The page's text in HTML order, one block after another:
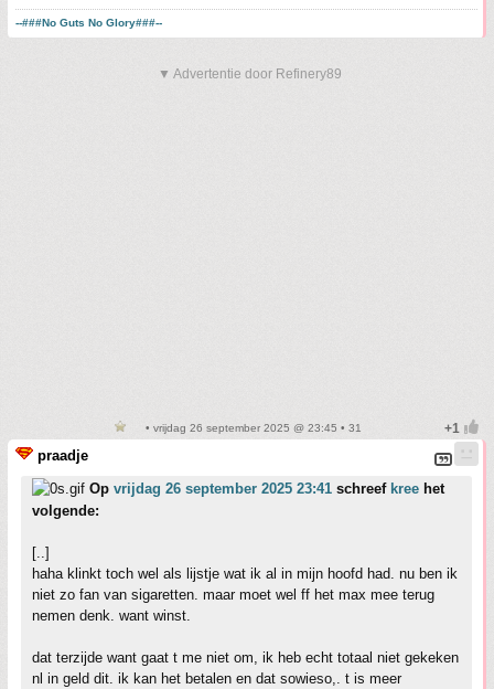
--###No Guts No Glory###--
▼ Advertentie door Refinery89
• vrijdag 26 september 2025 @ 23:45 • 31
praadje
Op vrijdag 26 september 2025 23:41 schreef kree het
volgende:
[..]
haha klinkt toch wel als lijstje wat ik al in mijn hoofd had. nu ben ik
niet zo fan van sigaretten. maar moet wel ff het max mee terug
nemen denk. want winst.
dat terzijde want gaat t me niet om, ik heb echt totaal niet gekeken
nl in geld dit. ik kan het betalen en dat sowieso,. t is meer